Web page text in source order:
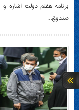
برنامه هفتم دولت اشاره
صندوق…